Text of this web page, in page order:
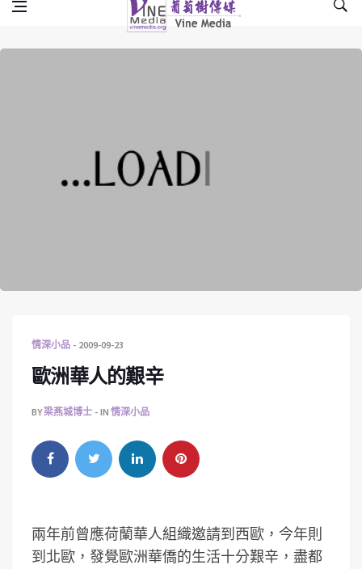
Vine Media
葡萄樹傳媒
情深小品 2009-09-23
歐洲華人的艱辛
BY梁燕城博士 IN 情深小品
兩年前曾應荷蘭華人組織邀請到西歐，今年則
到北歐，發覺歐洲華僑的生活十分艱辛，盡都